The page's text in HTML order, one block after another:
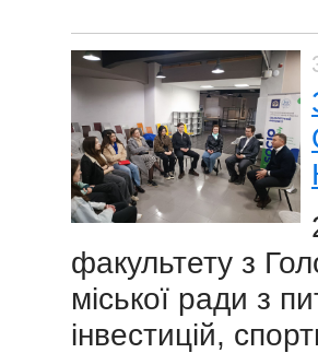
факультету з
міської ради з
інвестицій,